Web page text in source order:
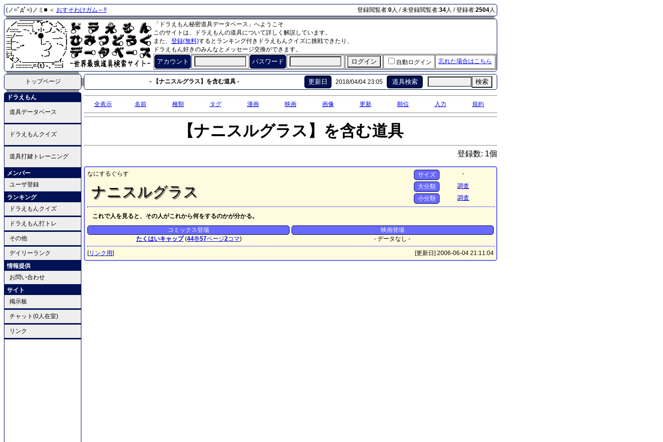
(ノ=ﾟдﾟ=)ノミ■ ＜ おすそわけガム～!! 登録閲覧者:0人 / 未登録閲覧者:34人 / 登録者:2504人
「ドラえもん秘密道具データベース」へようこそ
このサイトは、ドラえもんの道具について詳しく解説しています。
また、 登録(無料)するとランキング付きドラえもんクイズに挑戦できたり、
ドラえもん好きのみんなとメッセージ交換ができます。
アカウント パスワード 自動ログイン 忘れた場合はこちら
トップページ - 【ナニスルグラス】を含む道具 - 更新日 2018/04/04 23:05 道具検索 検索
ドラえもん
道具データベース
ドラえもんクイズ
道具打鍵トレーニング
メンバー
ユーザ登録
ランキング
ドラえもんクイズ
ドラえもん打トレ
その他
デイリーランク
情報提供
お問い合わせ
サイト
掲示板
チャット(0人在室)
リンク
全表示 名前 種類 タグ 漫画 映画 画像 更新 順位 入力 規約
【ナニスルグラス】を含む道具
登録数: 1個
なにするぐらす
ナニスルグラス
サイズ
-
大分類
調査
小分類
調査
これで人を見ると、その人がこれから何をするのかが分かる。
コミックス登場
たくはいキャップ(44巻57ページ2コマ)
映画登場
- データなし -
[リンク用] [更新日] 2006-06-04 21:11:04